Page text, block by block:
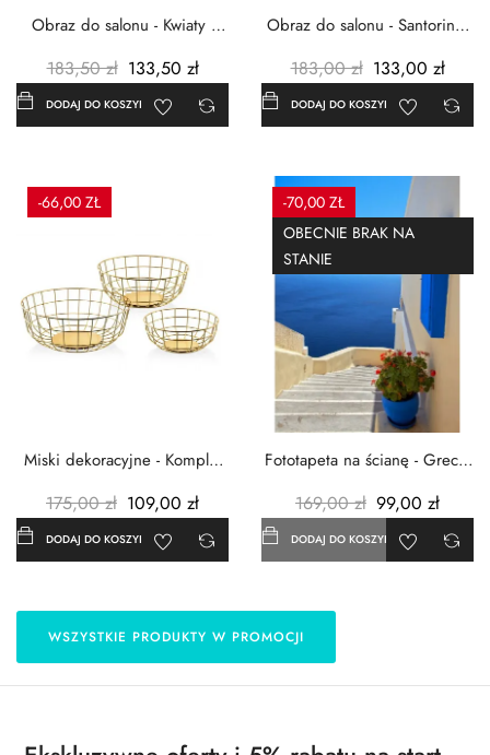
Obraz do salonu - Kwiaty -
183,50 zł 133,50 zł
DODAJ DO KOSZYKA
Obraz do salonu - Santorini -
183,00 zł 133,00 zł
DODAJ DO KOSZYKA
-66,00 ZŁ
Miski dekoracyjne - Komplet
175,00 zł 109,00 zł
DODAJ DO KOSZYKA
-70,00 ZŁ
OBECNIE BRAK NA
STANIE
Fototapeta na ścianę - Grecja
169,00 zł 99,00 zł
DODAJ DO KOSZYKA
WSZYSTKIE PRODUKTY W PROMOCJI